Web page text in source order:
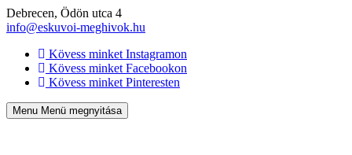
Debrecen, Ödön utca 4
info@eskuvoi-meghivok.hu
Kövess minket Instagramon
Kövess minket Facebookon
Kövess minket Pinteresten
Menu Menü megnyitása